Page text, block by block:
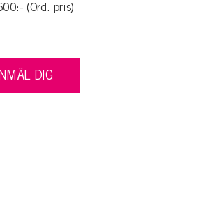
(Ord. pris)
DIG